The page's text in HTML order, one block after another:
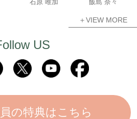
石原 唯加 飯島 奈々
＋VIEW MORE
US
の特典はこちら